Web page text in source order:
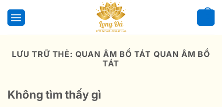
qua
LƯU TRỮ THẺ: QUAN ÂM BỒ TÁT QUAN ÂM BỒ
TÁT
Không tìm thấy gì